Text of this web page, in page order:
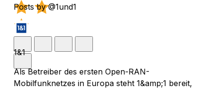
Posts by @1und1
1&1
Als Betreiber des ersten Open-RAN-
Mobilfunknetzes in Europa steht 1&amp;1 bereit,